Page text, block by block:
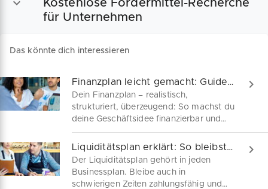
Freiberufler!
Kostenlose Fördermittel-Recherche
für Unternehmen
Das könnte dich interessieren
Finanzplan leicht gemacht: Guide für Gründer
Dein Finanzplan – realistisch,
strukturiert, überzeugend: So machst du
deine Geschäftsidee finanzierbar und
erstellst einen Finanzplan, der Banken
und Förderstellen überzeugt. Entdecke
jetzt praxisnahe Tipps für Gründer und
Unternehmen!
Liquiditätsplan erklärt: So bleibst du zahlungsfähig
Der Liquiditätsplan gehört in jeden
Businessplan. Bleibe auch in
schwierigen Zeiten zahlungsfähig und